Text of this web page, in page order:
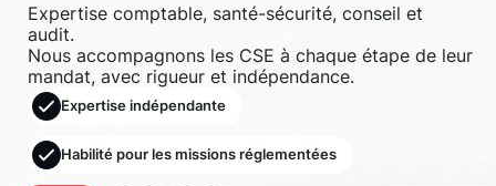
Se
connecter
Nous
Expertise comptable, santé-sécurité, conseil et
audit.
Nous accompagnons les CSE à chaque étape de leur
mandat, avec rigueur et indépendance.
Expertise indépendante
Habilité pour les missions réglementées